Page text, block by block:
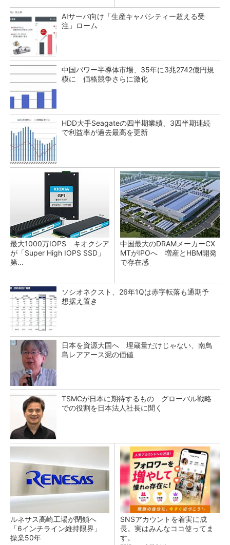
AIサーバ向け「生産キャパシティー超える受
注」ローム
中国パワー半導体市場、35年に3兆2742億円規
模に 価格競争さらに激化
HDD大手Seagateの四半期業績、3四半期連続
で利益率が過去最高を更新
最大1000万IOPS キオクシア
が「Super High IOPS SSD」
第...
中国最大のDRAMメーカーCX
MTがIPOへ 増産とHBM開発
で存在感
ソシオネクスト、26年1Qは赤字転落も通期予
想据え置き
日本を資源大国へ 埋蔵量だけじゃない、南鳥
島レアアース泥の価値
TSMCが日本に期待するもの グローバル戦略
での役割を日本法人社長に聞く
ルネサス高崎工場が閉鎖へ
「6インチライン維持限界」
操業50年
SNSアカウントを着実に成
長。実はみんなココ使ってま
す。